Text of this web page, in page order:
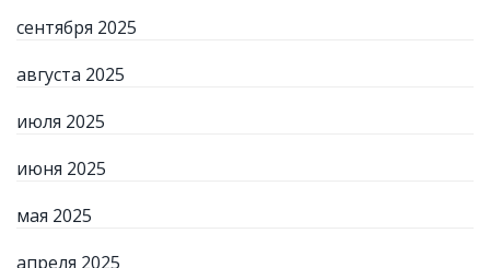
сентября 2025
августа 2025
июля 2025
июня 2025
мая 2025
апреля 2025